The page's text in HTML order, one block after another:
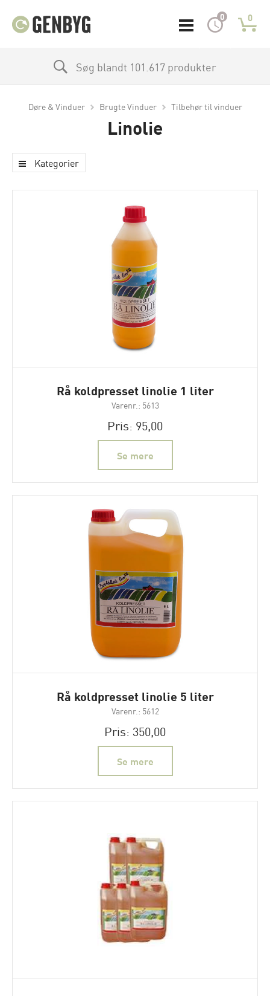
0 0
Søg blandt 101.617 produkter
Døre & Vinduer Brugte Vinduer Tilbehør til vinduer
Linolie
Kategorier
Rå koldpresset linolie 1 liter
Varenr.: 5613
Pris: 95,00
Se mere
Rå koldpresset linolie 5 liter
Varenr.: 5612
Pris: 350,00
Se mere